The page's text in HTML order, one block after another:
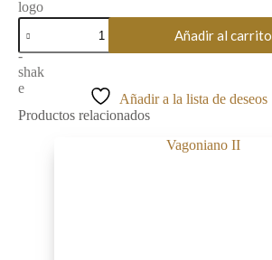
Camino
de
arboles
Vangoniano
cantidad
Añadir al carrito
Añadir a la lista de deseos
Productos relacionados